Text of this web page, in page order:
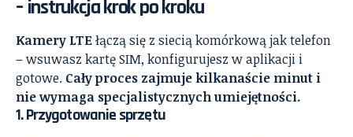
– instrukcja krok po kroku
Kamery LTEłączą się z siecią komórkową jak telefon
– wsuwasz kartę SIM, konfigurujesz w aplikacji i
gotowe. Cały proces zajmuje kilkanaście minut i
nie wymaga specjalistycznych umiejętności.
1.Przygotowanie sprzętu